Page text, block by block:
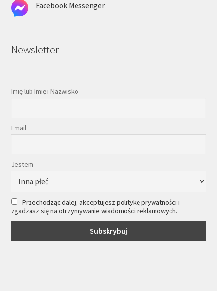
Facebook Messenger
Newsletter
Imię lub Imię i Nazwisko
Email
Jestem
Przechodząc dalej, akceptujesz politykę prywatności i
zgadzasz się na otrzymywanie wiadomości reklamowych.